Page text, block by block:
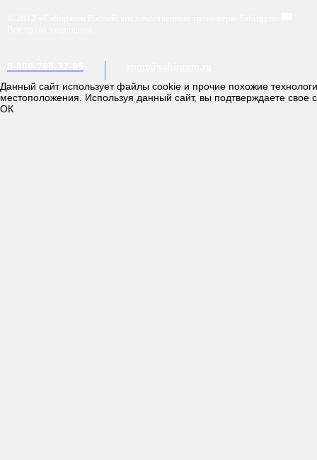
Данный сайт использует файлы cookie и прочие похожие
местоположения. Используя данный сайт, вы подтверждаете свое
ОК